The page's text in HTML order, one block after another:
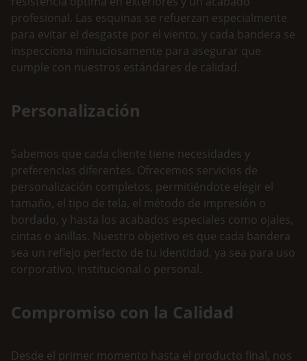
profesional. Las esquinas se refuerzan especialmente
para evitar el desgaste por el viento, y cada bandera se
inspecciona minuciosamente para asegurar que
cumple con nuestros estándares de calidad.
Personalización
Sabemos que cada cliente tiene necesidades y
preferencias diferentes. Ofrecemos servicios de
personalización completos, permitiéndote elegir el
tamaño, el tipo de tela, el método de impresión o
bordado, y hasta los acabados especiales como ojales,
cintas o anillas. Nuestro objetivo es que cada bandera
sea un reflejo perfecto de tu identidad, ya sea para uso
corporativo, institucional o personal.
Compromiso con la Calidad
Desde el primer momento hasta el producto final, nos